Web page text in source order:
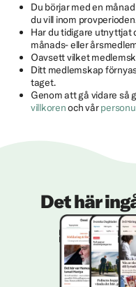
Du börjar med en
du vill inom
Har du tidigare utnyttjat
månads- eller
Oavsett vilket
Ditt medlemskap
taget.
Genom att gå vidare så
villkorenoch vår
Det här